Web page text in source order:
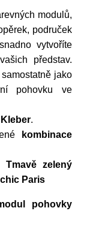
modulů,
područek
vytvoříte
představ.
jako
pohovku ve
.
kombinace
zelený
Paris
pohovky